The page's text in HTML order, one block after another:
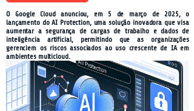
O Google Cloud anunciou, em 5 de março de 2025, o
lançamento do AI Protection, uma solução inovadora que visa
aumentar a segurança de cargas de trabalho e dados de
inteligência artificial, permitindo que as organizações
gerenciem os riscos associados ao uso crescente de IA em
ambientes multicloud.